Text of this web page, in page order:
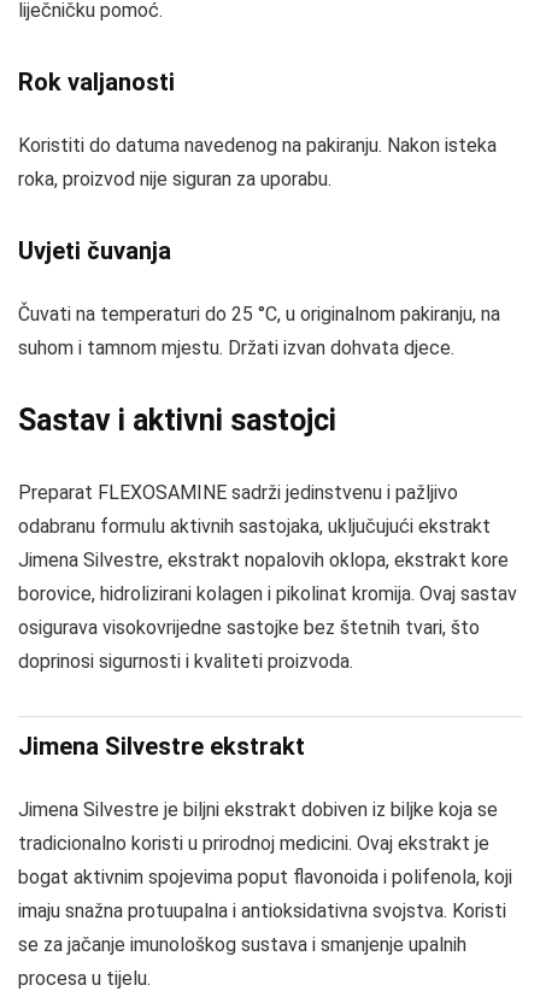
liječničku pomoć.
Rok valjanosti
Koristiti do datuma navedenog na pakiranju. Nakon isteka
roka, proizvod nije siguran za uporabu.
Uvjeti čuvanja
Čuvati na temperaturi do 25 °C, u originalnom pakiranju, na
suhom i tamnom mjestu. Držati izvan dohvata djece.
Sastav i aktivni sastojci
Preparat FLEXOSAMINE sadrži jedinstvenu i pažljivo
odabranu formulu aktivnih sastojaka, uključujući ekstrakt
Jimena Silvestre, ekstrakt nopalovih oklopa, ekstrakt kore
borovice, hidrolizirani kolagen i pikolinat kromija. Ovaj sastav
osigurava visokovrijedne sastojke bez štetnih tvari, što
doprinosi sigurnosti i kvaliteti proizvoda.
Jimena Silvestre ekstrakt
Jimena Silvestre je biljni ekstrakt dobiven iz biljke koja se
tradicionalno koristi u prirodnoj medicini. Ovaj ekstrakt je
bogat aktivnim spojevima poput flavonoida i polifenola, koji
imaju snažna protuupalna i antioksidativna svojstva. Koristi
se za jačanje imunološkog sustava i smanjenje upalnih
procesa u tijelu.